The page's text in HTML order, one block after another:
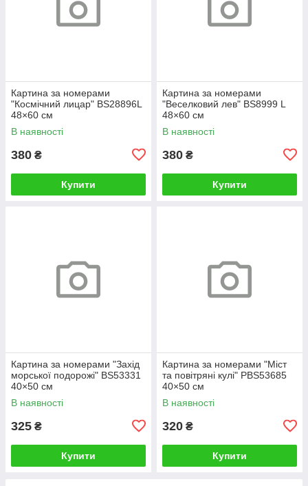
Картина за номерами
"Космічний лицар" BS28896L
48×60 см
В наявності
380 ₴
Купити
Картина за номерами
"Веселковий лев" BS8999 L
48×60 см
В наявності
380 ₴
Купити
Картина за номерами "Захід
морської подорожі" BS53331
40×50 см
В наявності
325 ₴
Купити
Картина за номерами "Міст
та повітряні кулі" PBS53685
40×50 см
В наявності
320 ₴
Купити